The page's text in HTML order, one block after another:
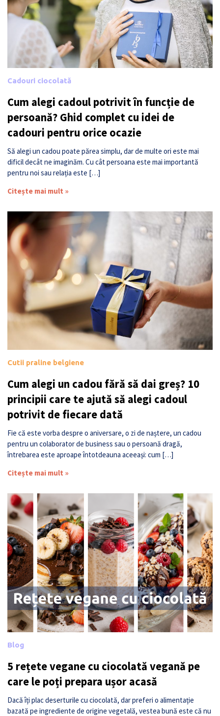
Cadouri ciocolată
Cum alegi cadoul potrivit în funcție de
persoană? Ghid complet cu idei de
cadouri pentru orice ocazie
Să alegi un cadou poate părea simplu, dar de multe ori este mai
dificil decât ne imaginăm. Cu cât persoana este mai importantă
pentru noi sau relația este […]
Citește mai mult »
Cutii praline belgiene
Cum alegi un cadou fără să dai greș? 10
principii care te ajută să alegi cadoul
potrivit de fiecare dată
Fie că este vorba despre o aniversare, o zi de naștere, un cadou
pentru un colaborator de business sau o persoană dragă,
întrebarea este aproape întotdeauna aceeași: cum […]
Citește mai mult »
Blog
5 rețete vegane cu ciocolată vegană pe
care le poți prepara ușor acasă
Dacă îți plac deserturile cu ciocolată, dar preferi o alimentație
bazată pe ingrediente de origine vegetală, vestea bună este că nu